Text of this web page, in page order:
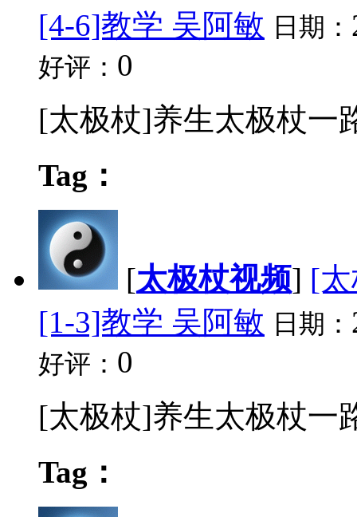
[4-6]教学 吴阿敏 日期：
好评： 0
[太极杖]养生太极杖一
Tag：
[太极杖视频] [
[1-3]教学 吴阿敏 日期：
好评： 0
[太极杖]养生太极杖一
Tag：